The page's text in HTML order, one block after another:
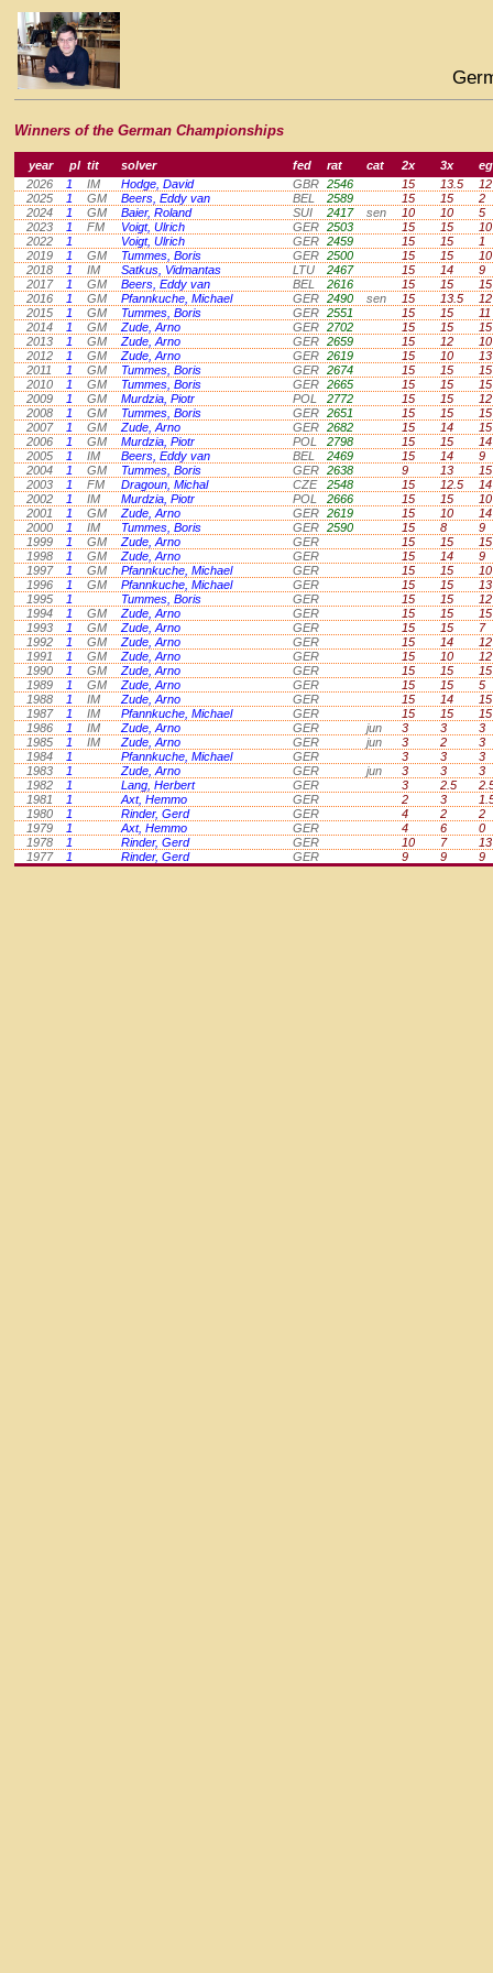
Winners of the German Championships
year pl tit solver fed rat cat 2x 3x
eg
2026
1 IM Hodge, David GBR 2546 15 13.5
12
2025
1 GM Beers, Eddy van BEL 2589 15 15
2
2024
1 GM Baier, Roland SUI 2417 sen 10 10
5
2023
1 FM Voigt, Ulrich GER 2503 15 15
10
2022
1 Voigt, Ulrich GER 2459 15 15
1
2019
1 GM Tummes, Boris GER 2500 15 15
10
2018
1 IM Satkus, Vidmantas LTU 2467 15 14
9
2017
1 GM Beers, Eddy van BEL 2616 15 15
15
2016
1 GM Pfannkuche, Michael GER 2490 sen 15 13.5
12
2015
1 GM Tummes, Boris GER 2551 15 15
11
2014
1 GM Zude, Arno GER 2702 15 15
15
2013
1 GM Zude, Arno GER 2659 15 12
10
2012
1 GM Zude, Arno GER 2619 15 10
13
2011
1 GM Tummes, Boris GER 2674 15 15
15
2010
1 GM Tummes, Boris GER 2665 15 15
15
2009
1 GM Murdzia, Piotr POL 2772 15 15
12
2008
1 GM Tummes, Boris GER 2651 15 15
15
2007
1 GM Zude, Arno GER 2682 15 14
15
2006
1 GM Murdzia, Piotr POL 2798 15 15
14
2005
1 IM Beers, Eddy van BEL 2469 15 14
9
2004
1 GM Tummes, Boris GER 2638 9 13
15
2003
1 FM Dragoun, Michal CZE 2548 15 12.5
14
2002
1 IM Murdzia, Piotr POL 2666 15 15
10
2001
1 GM Zude, Arno GER 2619 15 10
14
2000
1 IM Tummes, Boris GER 2590 15 8
9
1999
1 GM Zude, Arno GER 15 15
15
1998
1 GM Zude, Arno GER 15 14
9
1997
1 GM Pfannkuche, Michael GER 15 15
10
1996
1 GM Pfannkuche, Michael GER 15 15
13
1995
1 Tummes, Boris GER 15 15
12
1994
1 GM Zude, Arno GER 15 15
15
1993
1 GM Zude, Arno GER 15 15
7
1992
1 GM Zude, Arno GER 15 14
12
1991
1 GM Zude, Arno GER 15 10
12
1990
1 GM Zude, Arno GER 15 15
15
1989
1 GM Zude, Arno GER 15 15
5
1988
1 IM Zude, Arno GER 15 14
15
1987
1 IM Pfannkuche, Michael GER 15 15
15
1986
1 IM Zude, Arno GER jun 3 3
3
1985
1 IM Zude, Arno GER jun 3 2
3
1984
1 Pfannkuche, Michael GER 3 3
3
1983
1 Zude, Arno GER jun 3 3
3
1982
1 Lang, Herbert GER 3 2.5
1981
1 Axt, Hemmo GER 2 3
1980
1 Rinder, Gerd GER 4 2
2
1979
1 Axt, Hemmo GER 4 6
0
1978
1 Rinder, Gerd GER 10 7
13
1977
1 Rinder, Gerd GER 9 9 9